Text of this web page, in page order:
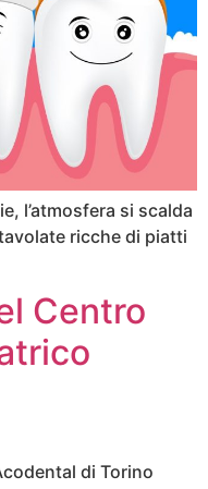
l’atmosfera si scalda
ricche di piatti
Centro
di Torino